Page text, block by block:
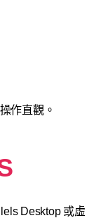
作直觀。
Desktop 或虛